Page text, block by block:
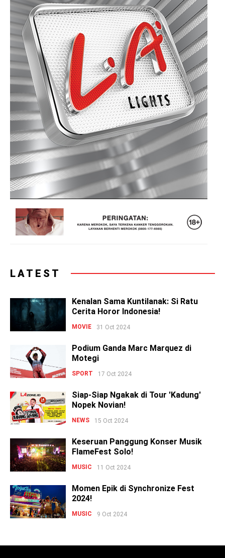
LATEST
Kenalan Sama Kuntilanak: Si Ratu
Cerita Horor Indonesia!
MOVIE 31 Oct 2024
Podium Ganda Marc Marquez di
Motegi
SPORT 17 Oct 2024
Siap-Siap Ngakak di Tour 'Kadung'
Nopek Novian!
NEWS 15 Oct 2024
Keseruan Panggung Konser Musik
FlameFest Solo!
MUSIC 11 Oct 2024
Momen Epik di Synchronize Fest
2024!
MUSIC 9 Oct 2024